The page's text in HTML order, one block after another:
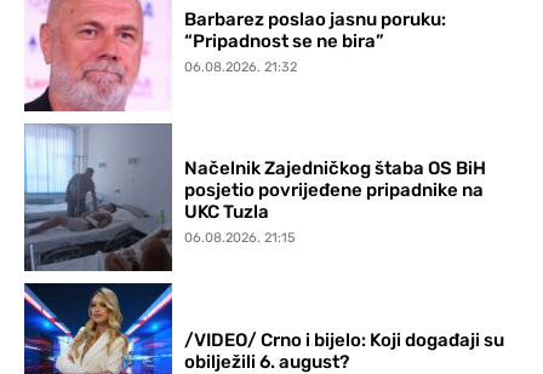
Barbarez poslao jasnu poruku:
“Pripadnost se ne bira”
06.08.2026. 21:32
Načelnik Zajedničkog štaba OS BiH
posjetio povrijeđene pripadnike na
UKC Tuzla
06.08.2026. 21:15
/VIDEO/ Crno i bijelo: Koji događaji su
obilježili 6. august?